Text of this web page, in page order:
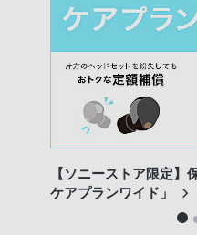
【ソニーストア限定】
ケアプランワイド」